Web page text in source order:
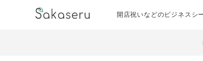
開店祝いなどのビジネスシ